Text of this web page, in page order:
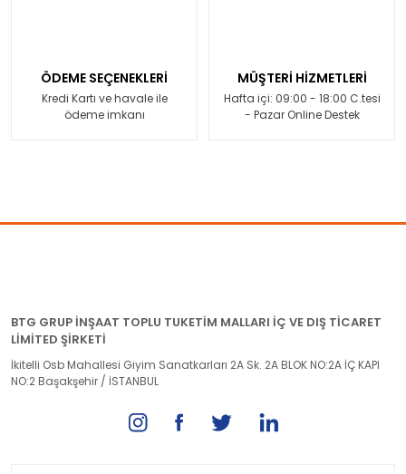
ÖDEME SEÇENEKLERİ
Kredi Kartı ve havale ile
ödeme imkanı
MÜŞTERİ HİZMETLERİ
Hafta içi: 09:00 - 18:00 C.tesi
- Pazar Online Destek
BTG GRUP İNŞAAT TOPLU TUKETİM MALLARI İÇ VE DIŞ TİCARET
LİMİTED ŞİRKETİ
İkitelli Osb Mahallesi Giyim Sanatkarları 2A Sk. 2A BLOK NO:2A İÇ KAPI
NO:2 Başakşehir / İSTANBUL